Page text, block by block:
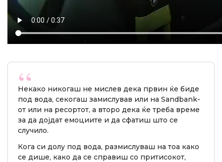
Некако никогаш не мислев дека првин ќе биде
под вода, секогаш замислував или на Sandbank-
от или на ресортот, а второ дека ќе треба време
за да дојдат емоциите и да сфатиш што се
случило.
Кога си долу под вода, размислуваш на тоа како
се дише, како да се справиш со притисокот,